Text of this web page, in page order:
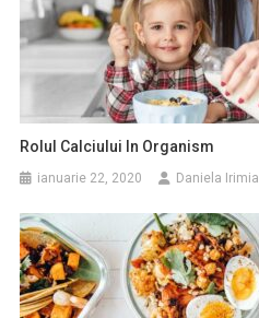
Rolul Calciului In Organism
ianuarie 22, 2020 Daniela Irimia